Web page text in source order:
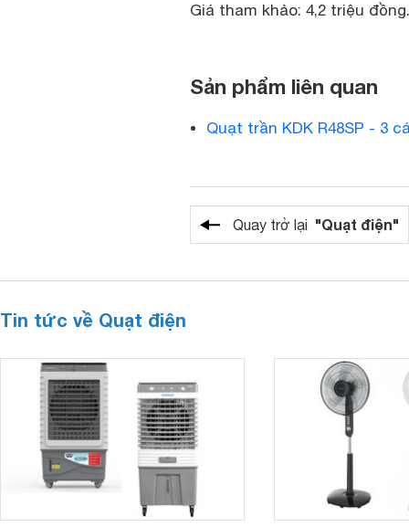
Giá tham khảo: 4,2 triệu đồng.
Sản phẩm liên quan
Quạt trần KDK R48SP - 3
Quay trở lại "Quạt điện"
Tin tức về Quạt điện